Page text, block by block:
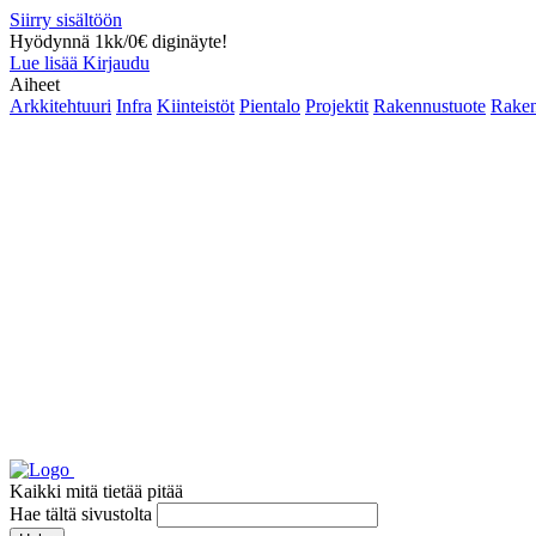
Siirry sisältöön
Hyödynnä 1kk/0€ diginäyte!
Lue lisää Kirjaudu
Aiheet
Arkkitehtuuri Infra Kiinteistöt Pientalo Projektit Rakennustuote
Kaikki mitä tietää pitää
Hae tältä sivustolta